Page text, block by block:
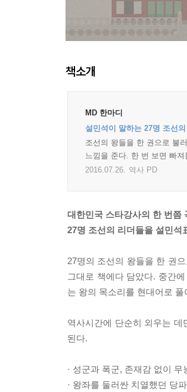
책소개
MD 한마디
설민석이 말하는 27명 조선
조선의 왕들을 한 권으로 불
느낌을 준다. 한 번 보면 빠
2016.07.26. 역사 PD
대한민국 스타강사의 한 번쯤
27명 조선의 리더들을 설민석
27명의 조선의 왕들을 한 권
그대로 책에다 담았다. 중간
는 왕의 목소리를 현대어로
역사시간에 단순히 외우는
된다.
· 성군과 폭군, 존재감 없이
· 왕좌를 둘러싼 치열했던 당